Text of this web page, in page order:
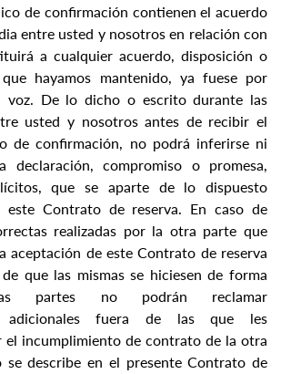
de confirmación contienen el acuerdo
entre usted y nosotros en relación con
a cualquier acuerdo, disposición o
hayamos mantenido, ya fuese por
voz. De lo dicho o escrito durante las
usted y nosotros antes de recibir el
de confirmación, no podrá inferirse ni
declaración, compromiso o promesa,
que se aparte de lo dispuesto
este Contrato de reserva. En caso de
realizadas por la otra parte que
aceptación de este Contrato de reserva
que las mismas se hiciesen de forma
partes no podrán reclamar
adicionales fuera de las que les
el incumplimiento de contrato de la otra
describe en el presente Contrato de